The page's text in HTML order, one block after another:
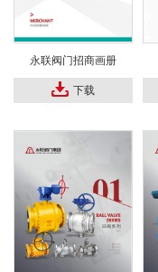
永联阀门招商画册
下载